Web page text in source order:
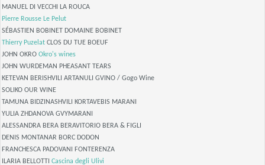
MANUEL DI VECCHI LA ROUCA
Pierre Rousse Le Pelut
SÉBASTIEN BOBINET DOMAINE BOBINET
Thierry Puzelat CLOS DU TUE BOEUF
JOHN OKRO Okro's wines
JOHN WURDEMAN PHEASANT TEARS
KETEVAN BERISHVILI ARTANULI GVINO / Gogo Wine
SOLIKO OUR WINE
TAMUNA BIDZINASHVILI KORTAVEBIS MARANI
YULIA ZHDANOVA GVYMARANI
ALESSANDRA BERA BERAVITORIO BERA & FIGLI
DENIS MONTANAR BORC DODON
FRANCHESCA PADOVANI FONTERENZA
ILARIA BELLOTTI Cascina degli Ulivi